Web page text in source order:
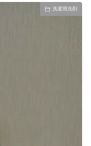
洗濯用洗剤